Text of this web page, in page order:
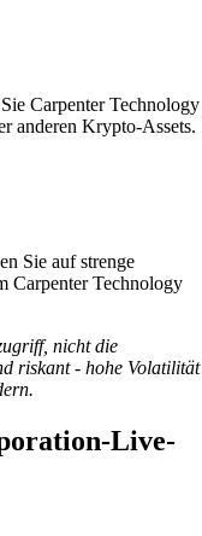
Carpenter Technology
anderen Krypto-Assets.
Sie auf strenge
Carpenter Technology
nicht die
riskant - hohe Volatilität
Live-